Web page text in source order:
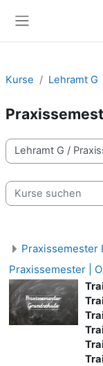
Kurse Lehramt G
Kursbereiche
Kurse suchen
Praxissemester
Praxissemester |